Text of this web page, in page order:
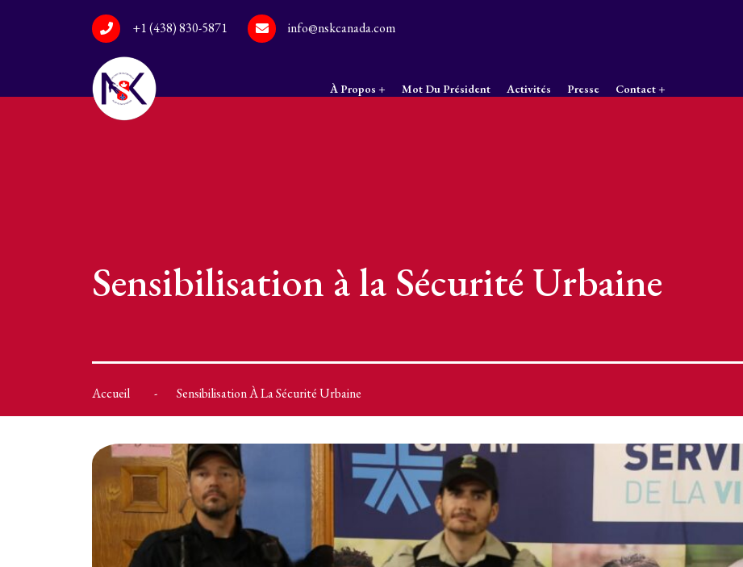
+1 (438) 830-5871 info@nskcanada.com
À Propos Mot Du Président Activités Presse Contact
Sensibilisation à la Sécurité Urbaine
Accueil Sensibilisation À La Sécurité Urbaine